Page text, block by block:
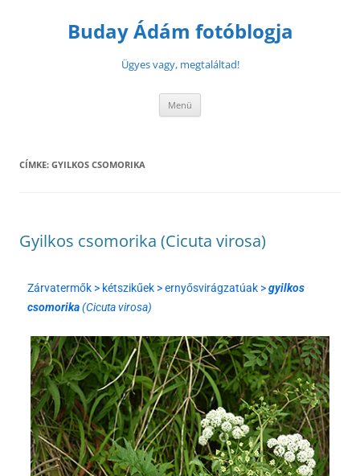
Buday Ádám fotóblogja
Ügyes vagy, megtaláltad!
Menü
CÍMKE: GYILKOS CSOMORIKA
Gyilkos csomorika (Cicuta virosa)
Zárvatermők > kétszikűek > ernyősvirágzatúak >gyilkos
csomorika(Cicuta virosa)